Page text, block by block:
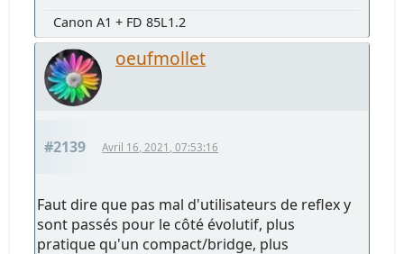
Canon A1 + FD 85L1.2
oeufmollet
#2139 Avril 16, 2021, 07:53:16
Faut dire que pas mal d'utilisateurs de reflex y
sont passés pour le côté évolutif, plus
pratique qu'un compact/bridge, plus